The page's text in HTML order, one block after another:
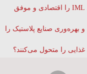
چگونه صنایع کوچک و متوسط می‌توانند IML را اقتصادی و موفق
بهره‌وری صنایع پلاستیک را
را متحول می‌کنند؟